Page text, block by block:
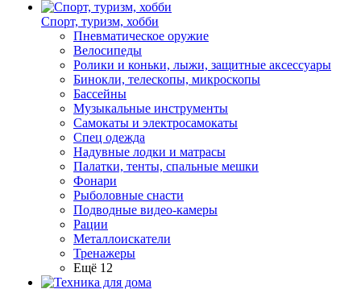
Спорт, туризм, хобби
Пневматическое оружие
Велосипеды
Ролики и коньки, лыжи, защитные аксессуары
Бинокли, телескопы, микроскопы
Бассейны
Музыкальные инструменты
Самокаты и электросамокаты
Спец одежда
Надувные лодки и матрасы
Палатки, тенты, спальные мешки
Фонари
Рыболовные снасти
Подводные видео-камеры
Рации
Металлоискатели
Тренажеры
Ещё 12